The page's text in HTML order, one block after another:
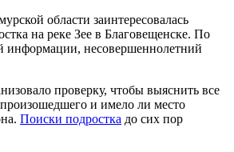
области заинтересовалась
на реке Зее в Благовещенске. По
информации, несовершеннолетний
проверку, чтобы выяснить все
произошедшего и имело ли место
Поиски подростка до сих пор